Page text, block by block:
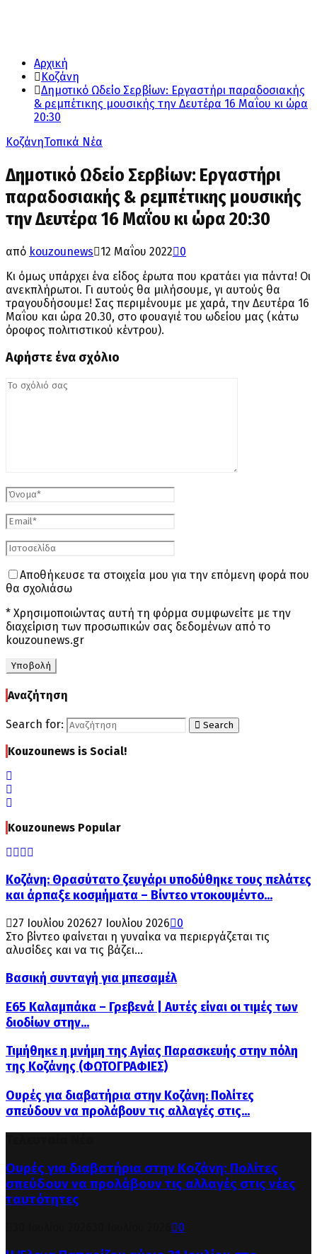
Αρχική
Κοζάνη
Δημοτικό Ωδείο Σερβίων: Eργαστήρι παραδοσιακής
& ρεμπέτικης μουσικής την Δευτέρα 16 Μαΐου κι ώρα
20:30
ΚοζάνηΤοπικά Νέα
Δημοτικό Ωδείο Σερβίων: Eργαστήρι
παραδοσιακής & ρεμπέτικης μουσικής
την Δευτέρα 16 Μαΐου κι ώρα 20:30
από kouzounews 12 Μαΐου 2022
0
Κι όμως υπάρχει ένα είδος έρωτα που κρατάει για πάντα! Οι
ανεκπλήρωτοι. Γι αυτούς θα μιλήσουμε, γι αυτούς θα
τραγουδήσουμε! Σας περιμένουμε με χαρά, την Δευτέρα 16
Μαΐου και ώρα 20.30, στο φουαγιέ του ωδείου μας (κάτω
όροφος πολιτιστικού κέντρου).
Αφήστε ένα σχόλιο
Αποθήκευσε τα στοιχεία μου για την επόμενη φορά που
θα σχολιάσω
* Χρησιμοποιώντας αυτή τη φόρμα συμφωνείτε με την
διαχείριση των προσωπικών σας δεδομένων από το
kouzounews.gr
Αναζήτηση
Search for: Search
Kouzounews is Social!
Kouzounews Popular
Κοζάνη: Θρασύτατο ζευγάρι υποδύθηκε τους πελάτες
και άρπαξε κοσμήματα – Βίντεο ντοκουμέντο...
27 Ιουλίου 202627 Ιουλίου 2026
0
Στο βίντεο φαίνεται η γυναίκα να περιεργάζεται τις
αλυσίδες και να τις βάζει...
Βασική συνταγή για μπεσαμέλ
Ε65 Καλαμπάκα – Γρεβενά | Αυτές είναι οι τιμές των
διοδίων στην...
Τιμήθηκε η μνήμη της Αγίας Παρασκευής στην πόλη
της Κοζάνης (ΦΩΤΟΓΡΑΦΙΕΣ)
Ουρές για διαβατήρια στην Κοζάνη: Πολίτες
σπεύδουν να προλάβουν τις αλλαγές στις...
Ουρές για διαβατήρια στην Κοζάνη: Πολίτες
σπεύδουν να προλάβουν τις αλλαγές στις νέες
ταυτότητες
0